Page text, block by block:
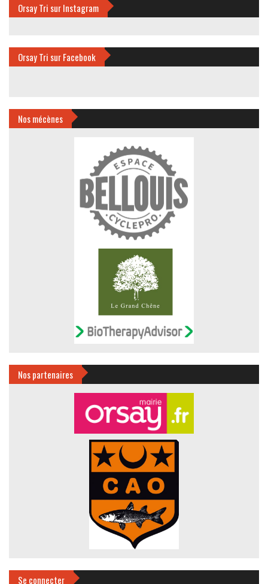
Orsay Tri sur Instagram
Orsay Tri sur Facebook
Nos mécènes
Nos partenaires
Se connecter